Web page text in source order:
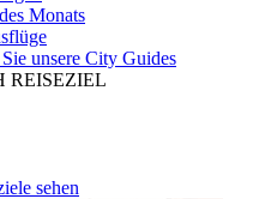
Monats
unsere City Guides
REISEZIEL
sehen